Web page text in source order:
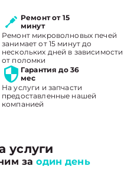
Ремонт от 15
минут
Ремонт микроволновых печей
занимает от 15 минут до
нескольких дней в зависимости
от поломки
Гарантия до 36
мес
На услуги и запчасти
предоставленные нашей
компанией
услуги
заодин день